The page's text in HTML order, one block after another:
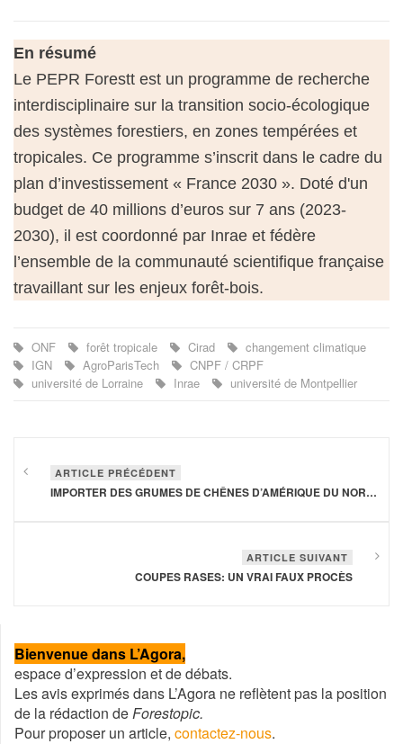
En résumé
Le PEPR Forestt est un programme de recherche
interdisciplinaire sur la transition socio-écologique
des systèmes forestiers, en zones tempérées et
tropicales. Ce programme s’inscrit dans le cadre du
plan d’investissement « France 2030 ». Doté d'un
budget de 40 millions d’euros sur 7 ans (2023-
2030), il est coordonné par Inrae et fédère
l’ensemble de la communauté scientifique française
travaillant sur les enjeux forêt-bois.
ONF forêt tropicale Cirad
changement climatique
IGN
AgroParisTech
CNPF / CRPF
université de Lorraine
Inrae université de Montpellier
ARTICLE PRÉCÉDENT
IMPORTER DES GRUMES DE CHÊNES D’AMÉRIQUE DU NORD PRÉSENTE UN FORT RISQUE SANITAIRE POUR LA CHÊNAIE EUROPÉENNE
ARTICLE SUIVANT
COUPES RASES: UN VRAI FAUX PROCÈS
Bienvenue dans L’Agora,
espace d’expression et de débats.
Les avis exprimés dans L’Agora ne reflètent pas la position
de la rédaction deForestopic.
Pour proposer un article, contactez-nous.